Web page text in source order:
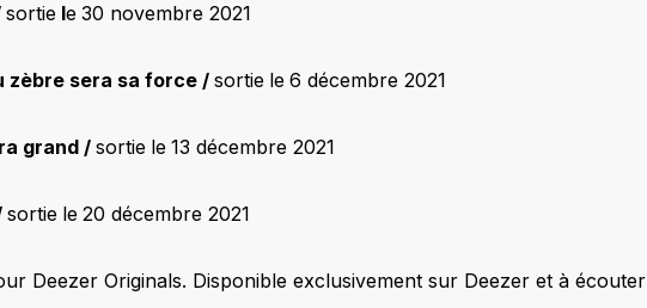
sortie le 30 novembre 2021
zèbre sera sa force /sortie le 6 décembre 2021
grand / sortie le 13 décembre 2021
sortie le 20 décembre 2021
Deezer Originals. Disponible exclusivement sur Deezer et à écouter